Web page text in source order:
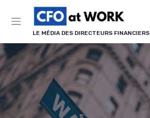
LE MÉDIA DES DIRECTEURS FINANCIERS
Panneau de gestion des cookies